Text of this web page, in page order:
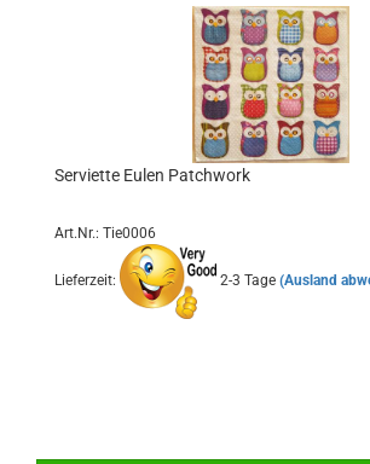
Serviette Eulen Patchwork
Art.Nr.: Tie0006
Lieferzeit: 2-3 Tage (Ausland